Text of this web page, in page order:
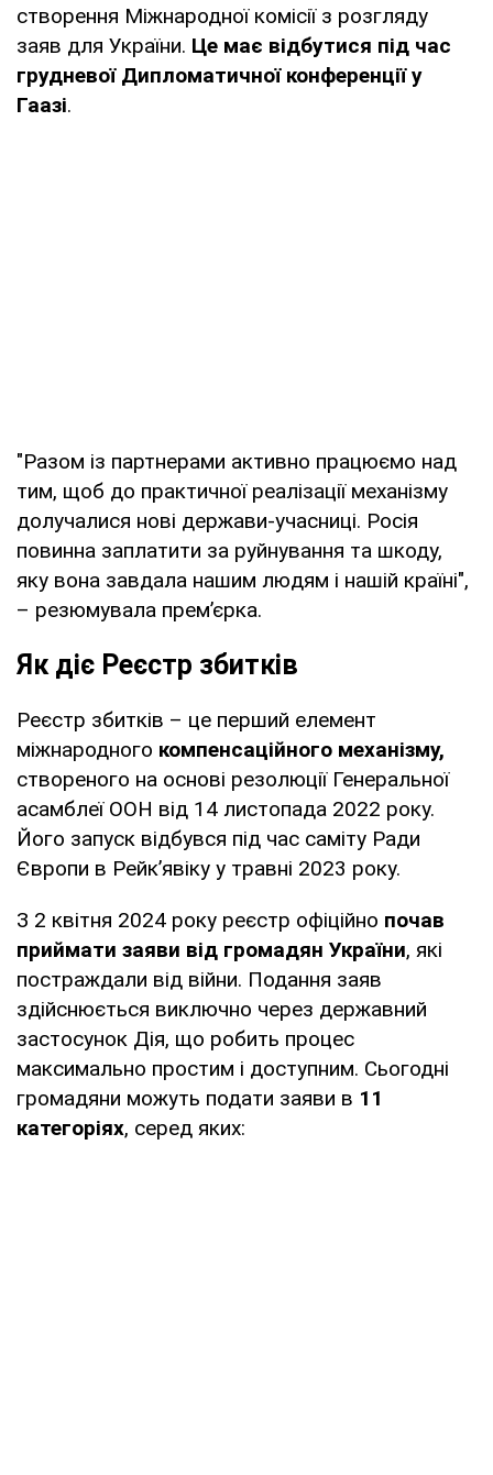
створення Міжнародної комісії з розгляду
заяв для України. Це має відбутися під час
грудневої Дипломатичної конференції у
Гаазі.
"Разом із партнерами активно працюємо над
тим, щоб до практичної реалізації механізму
долучалися нові держави-учасниці. Росія
повинна заплатити за руйнування та шкоду,
яку вона завдала нашим людям і нашій країні",
– резюмувала прем’єрка.
Як діє Реєстр збитків
Реєстр збитків – це перший елемент
міжнародного компенсаційного механізму,
створеного на основі резолюції Генеральної
асамблеї ООН від 14 листопада 2022 року.
Його запуск відбувся під час саміту Ради
Європи в Рейк’явіку у травні 2023 року.
З 2 квітня 2024 року реєстр офіційно почав
приймати заяви від громадян України, які
постраждали від війни. Подання заяв
здійснюється виключно через державний
застосунок Дія, що робить процес
максимально простим і доступним. Сьогодні
громадяни можуть подати заяви в 11
категоріях, серед яких: